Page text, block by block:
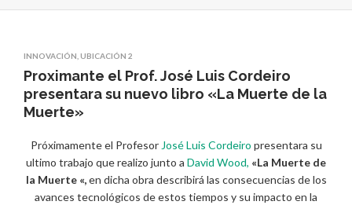
INNOVACIÓN UBICACIÓN 2
Proximante el Prof. José Luis Cordeiro
presentara su nuevo libro «La Muerte de la
Muerte»
Próximamente el Profesor José Luis Cordeiro presentara su
ultimo trabajo que realizo junto a David Wood, «La Muerte de
la Muerte «,en dicha obra describirá las consecuencias de los
avances tecnológicos de estos tiempos y su impacto en la